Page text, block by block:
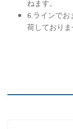
ねます。
6.ラインで
荷しており